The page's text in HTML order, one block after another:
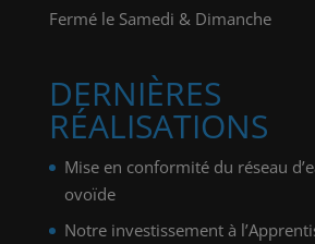
Fermé le Samedi & Dimanche
DERNIÈRES
RÉALISATIONS
Mise en conformité du réseau
ovoïde
Notre investissement à